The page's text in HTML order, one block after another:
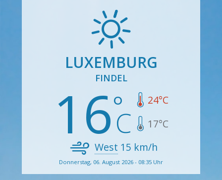
LUXEMBURG
FINDEL
16 24°C
17°C
West 15 km/h
Donnerstag, 06. August 2026 - 08:35 Uhr